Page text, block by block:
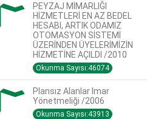
PEYZAJ MİMARLIĞI
HİZMETLERİ EN AZ BEDEL
HESABI, ARTIK ODAMIZ
OTOMASYON SİSTEMİ
ÜZERİNDEN ÜYELERİMİZİN
HİZMETİNE AÇILDI /2010
Okunma Sayısı:46074
Plansız Alanlar Imar
Yönetmeliği /2006
Okunma Sayısı:43913